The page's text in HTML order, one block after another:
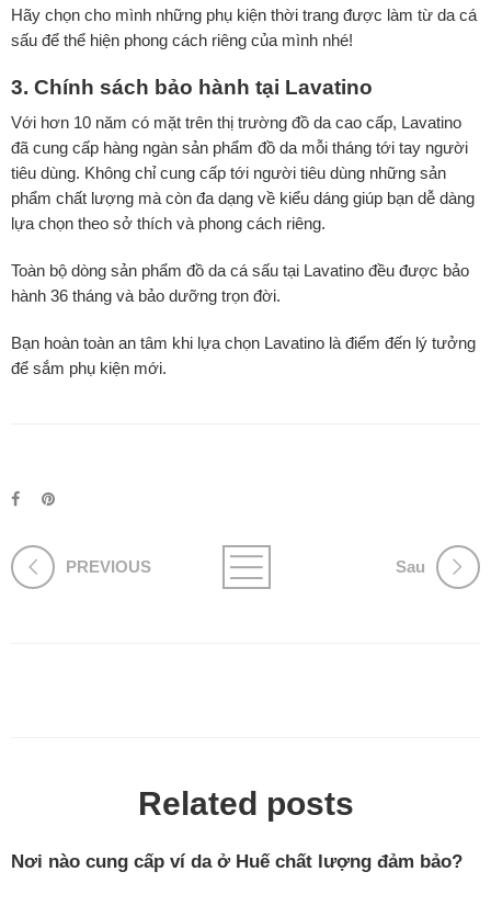
Hãy chọn cho mình những phụ kiện thời trang được làm từ da cá
sấu để thể hiện phong cách riêng của mình nhé!
3. Chính sách bảo hành tại Lavatino
Với hơn 10 năm có mặt trên thị trường đồ da cao cấp, Lavatino
đã cung cấp hàng ngàn sản phẩm đồ da mỗi tháng tới tay người
tiêu dùng. Không chỉ cung cấp tới người tiêu dùng những sản
phẩm chất lượng mà còn đa dạng về kiểu dáng giúp bạn dễ dàng
lựa chọn theo sở thích và phong cách riêng.
Toàn bộ dòng sản phẩm đồ da cá sấu tại Lavatino đều được bảo
hành 36 tháng và bảo dưỡng trọn đời.
Bạn hoàn toàn an tâm khi lựa chọn Lavatino là điểm đến lý tưởng
để sắm phụ kiện mới.
PREVIOUS Sau
Related posts
Nơi nào cung cấp ví da ở Huế chất lượng đảm bảo?